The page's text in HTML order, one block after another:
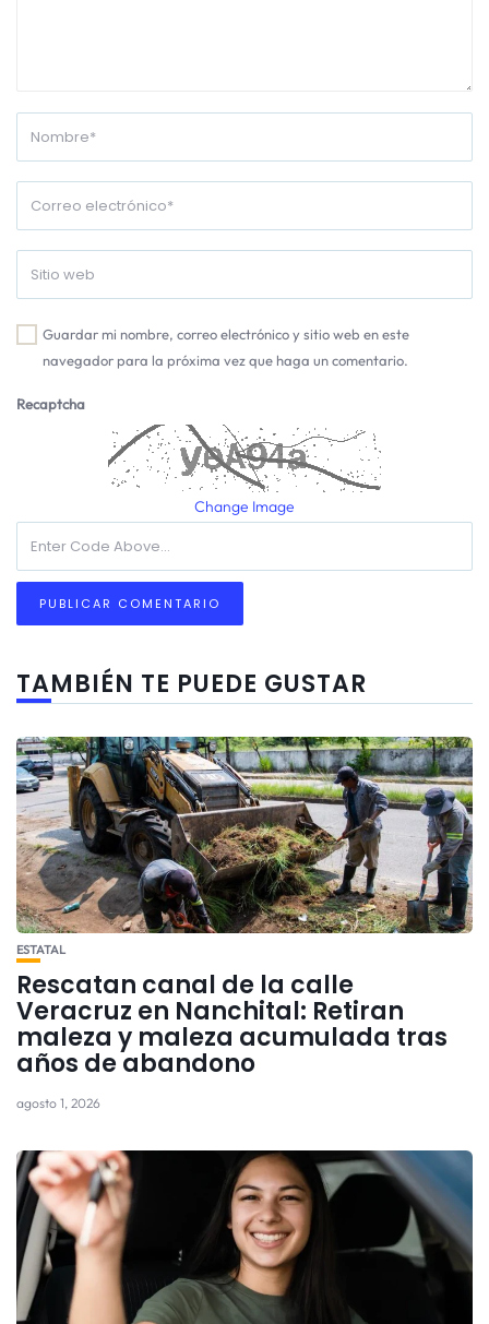
Guardar mi nombre, correo electrónico y sitio web en este
navegador para la próxima vez que haga un comentario.
Recaptcha
Change Image
TAMBIÉN TE PUEDE GUSTAR
ESTATAL
Rescatan canal de la calle
Veracruz en Nanchital: Retiran
maleza y maleza acumulada tras
años de abandono
agosto 1, 2026